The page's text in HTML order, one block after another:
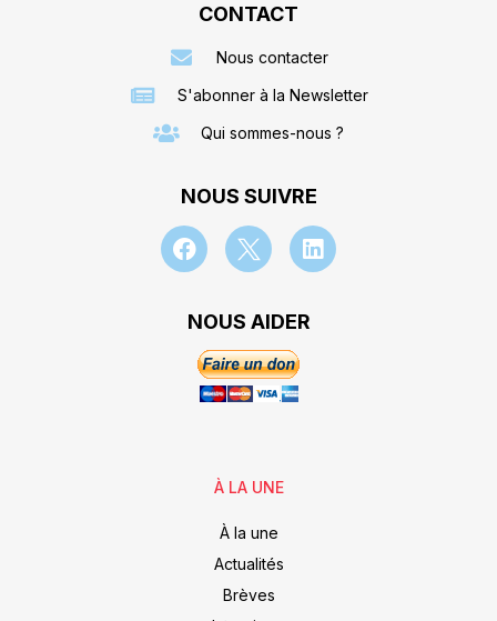
CONTACT
Nous contacter
S'abonner à la Newsletter
Qui sommes-nous ?
NOUS SUIVRE
NOUS AIDER
À LA UNE
À la une
Actualités
Brèves